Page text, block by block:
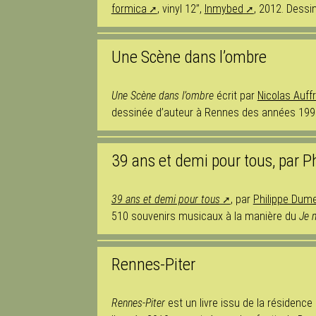
formica , vinyl 12’’, Inmybed , 2012.
Une Scène dans l’ombre
Une Scène dans l’ombreécrit par Nicolas
dessinée d’auteur à Rennes des années
39 ans et demi pour tous, par
39 ans et demi pour tous , par Philippe
510 souvenirs musicaux à la manière du Je
Rennes-Piter
Rennes-Piterest un livre issu de la résidence